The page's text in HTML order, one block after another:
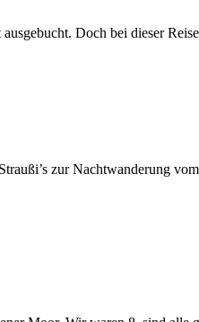
Doch bei dieser
zur Nachtwanderung